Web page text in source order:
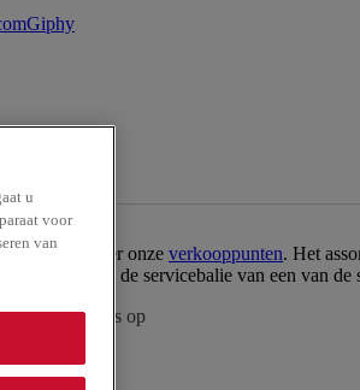
Giphy
Bekijk dan hier onze verkooppunten. Het
product via de servicebalie van een van de
contactmet ons op
u
voor
van